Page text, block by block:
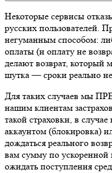
Некоторые сервисы
русских пользователей.
негуманным способом:
оплаты (и оплату не
делают возврат, который
шутка — сроки реально
Для таких случаев мы
нашим клиентам
такой страховки, в
аккаунтом (блокировка)
дождаться реального
вам сумму по ускоренной
ожидать поступления